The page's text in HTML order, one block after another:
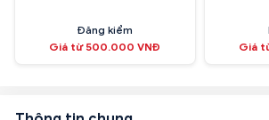
Đăng kiểm
Giá từ 500.000 VNĐ
Giá